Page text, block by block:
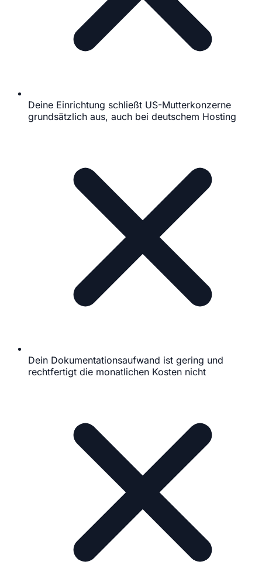
Deine Einrichtung schließt US-Mutterkonzerne
grundsätzlich aus, auch bei deutschem Hosting
Dein Dokumentationsaufwand ist gering und
rechtfertigt die monatlichen Kosten nicht